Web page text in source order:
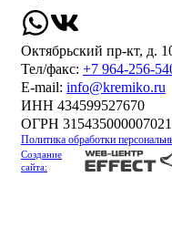
Октябрьский пр-кт, д.
Тел/факс: +7 964-256-
Е-mail: info@kremiko.ru
ИНН 434599527670
ОГРН 315435000007021
Политика обработки
Создание
сайта: